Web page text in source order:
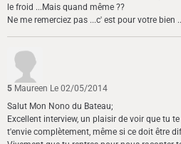
le froid ...Mais quand même ??
Ne me remerciez pas ...c' est pour votre bien
5 Maureen Le 02/05/2014
Salut Mon Nono du Bateau;
Excellent interview, un plaisir de voir que tu
t'envie complètement, même si ce doit être